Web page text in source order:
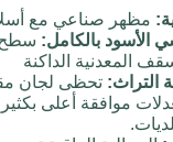
مظهر صناعي مع
الأسود بالكامل: سطح
المعدنية الداكنة
التراث: تحظى لجان
موافقة أعلى